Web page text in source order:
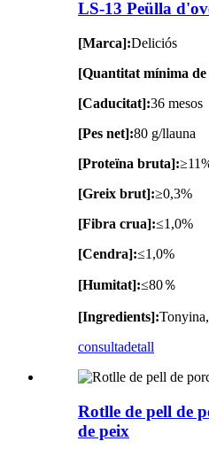
LS-13 Peülla
[Marca]:Deliciós
[Quantitat mínima de
[Caducitat]:36 mesos
[Pes net]:80 g/llauna
[Proteïna bruta]:
[Greix brut]:≥0,3%
[Fibra crua]:≤1,0%
[Cendra]:≤1,0%
[Humitat]:≤80％
[Ingredients]:
consultadetall
Rotlle de pell de
de peix